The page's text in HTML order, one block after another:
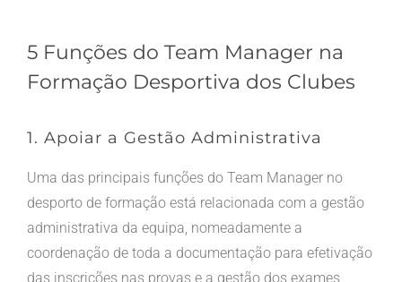
5 Funções do Team Manager na
Formação Desportiva dos Clubes
1. Apoiar a Gestão Administrativa
Uma das principais funções do Team Manager no
desporto de formação está relacionada com a gestão
administrativa da equipa, nomeadamente a
coordenação de toda a documentação para efetivação
das inscrições nas provas e a gestão dos exames